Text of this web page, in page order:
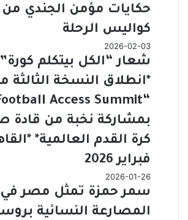
حكايات مؤمن الجندي من
كواليس الرحلة
2026-02-03
شعار “الكل بيتكلم
*انطلاق النسخة الثالثة
بمشاركة نخبة من قادة
فبراير 2026
2026-01-26
سمر حمزة تمثل مصر في
المصارعة النسائية